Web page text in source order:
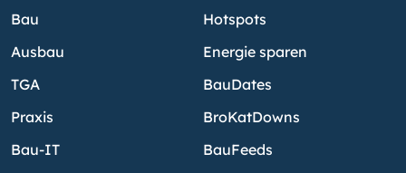
Bau
Ausbau
TGA
Praxis
Bau-IT
Hotspots
Energie sparen
BauDates
BroKatDowns
BauFeeds